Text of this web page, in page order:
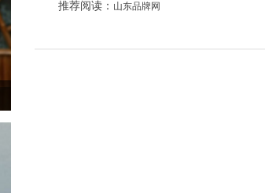
推荐阅读： 山东品牌网